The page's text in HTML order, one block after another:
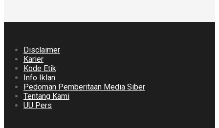
Disclaimer
Karier
Kode Etik
Info Iklan
Pedoman Pemberitaan Media Siber
Tentang Kami
UU Pers